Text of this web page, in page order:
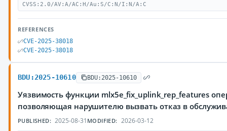
CVSS:2.0/AV:A/AC:H/Au:S/C:N/I:N/A:C
REFERENCES
CVE-2025-38018
CVE-2025-38018
BDU:2025-10610 BDU:2025-10610
Уязвимость функции mlx5e_fix_uplink_rep_features
позволяющая нарушителю вызвать отказ в
PUBLISHED: 2025-08-31 MODIFIED: 2026-03-12